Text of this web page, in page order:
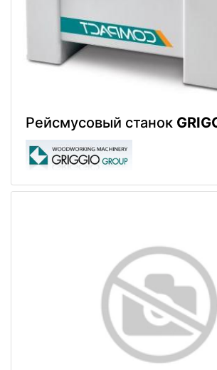
Рейсмусовый станок